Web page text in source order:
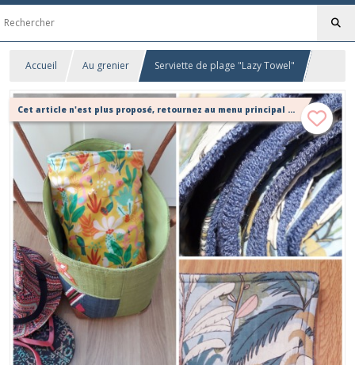
Accueil Au grenier Serviette de plage "Lazy Towel"
Cet article n'est plus proposé, retournez au menu principal ou contactez moi!